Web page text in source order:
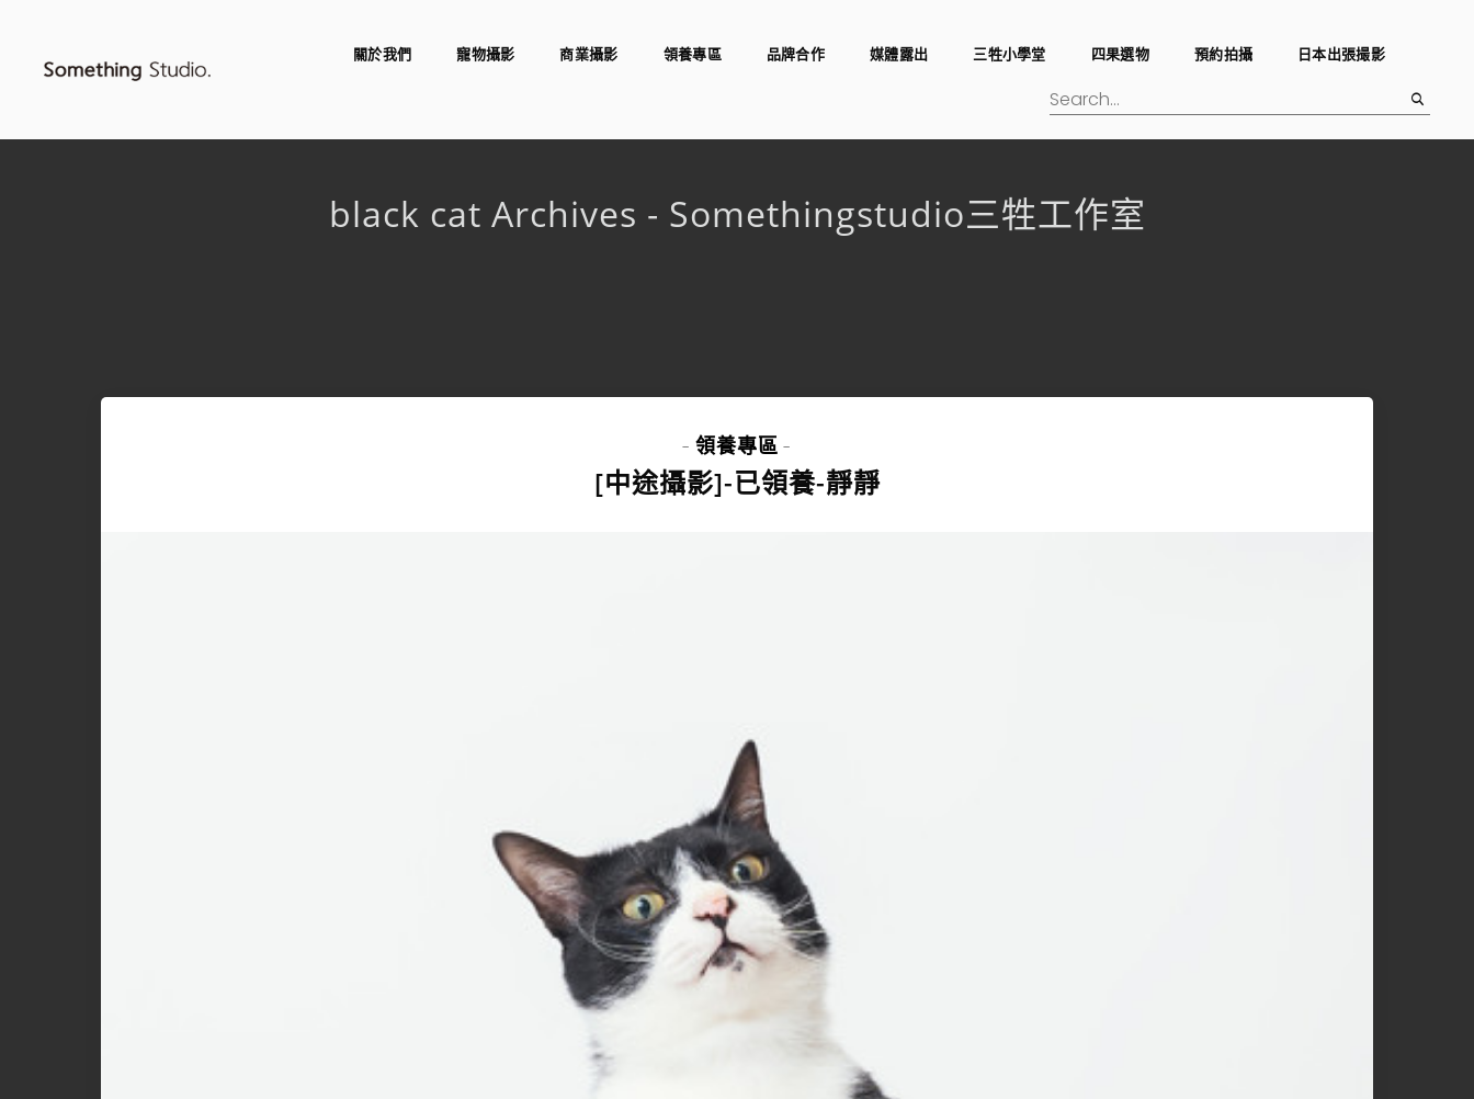
關於我們 寵物攝影 商業攝影 領養專區 品牌合作 媒體露出 三牲小學堂 四果選物 預約拍攝 日本出張撮影
black cat Archives - Somethingstudio三牲工作室
- 領養專區 -
[中途攝影]-已領養-靜靜